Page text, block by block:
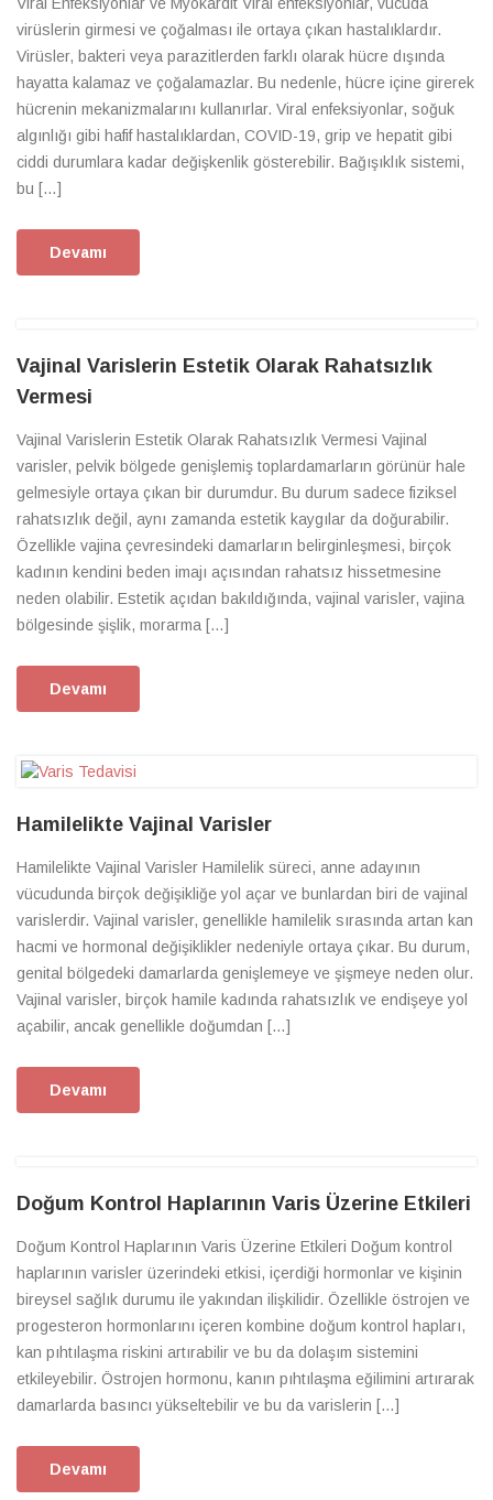
virüslerin girmesi ve çoğalması ile ortaya çıkan hastalıklardır.
Virüsler, bakteri veya parazitlerden farklı olarak hücre dışında
hayatta kalamaz ve çoğalamazlar. Bu nedenle, hücre içine girerek
hücrenin mekanizmalarını kullanırlar. Viral enfeksiyonlar, soğuk
algınlığı gibi hafif hastalıklardan, COVID-19, grip ve hepatit gibi
ciddi durumlara kadar değişkenlik gösterebilir. Bağışıklık sistemi,
bu […]
Devamı
Vajinal Varislerin Estetik Olarak Rahatsızlık
Vermesi
Vajinal Varislerin Estetik Olarak Rahatsızlık Vermesi Vajinal
varisler, pelvik bölgede genişlemiş toplardamarların görünür hale
gelmesiyle ortaya çıkan bir durumdur. Bu durum sadece fiziksel
rahatsızlık değil, aynı zamanda estetik kaygılar da doğurabilir.
Özellikle vajina çevresindeki damarların belirginleşmesi, birçok
kadının kendini beden imajı açısından rahatsız hissetmesine
neden olabilir. Estetik açıdan bakıldığında, vajinal varisler, vajina
bölgesinde şişlik, morarma […]
Devamı
Hamilelikte Vajinal Varisler
Hamilelikte Vajinal Varisler Hamilelik süreci, anne adayının
vücudunda birçok değişikliğe yol açar ve bunlardan biri de vajinal
varislerdir. Vajinal varisler, genellikle hamilelik sırasında artan kan
hacmi ve hormonal değişiklikler nedeniyle ortaya çıkar. Bu durum,
genital bölgedeki damarlarda genişlemeye ve şişmeye neden olur.
Vajinal varisler, birçok hamile kadında rahatsızlık ve endişeye yol
açabilir, ancak genellikle doğumdan […]
Devamı
Doğum Kontrol Haplarının Varis Üzerine Etkileri
Doğum Kontrol Haplarının Varis Üzerine Etkileri Doğum kontrol
haplarının varisler üzerindeki etkisi, içerdiği hormonlar ve kişinin
bireysel sağlık durumu ile yakından ilişkilidir. Özellikle östrojen ve
progesteron hormonlarını içeren kombine doğum kontrol hapları,
kan pıhtılaşma riskini artırabilir ve bu da dolaşım sistemini
etkileyebilir. Östrojen hormonu, kanın pıhtılaşma eğilimini artırarak
damarlarda basıncı yükseltebilir ve bu da varislerin […]
Devamı